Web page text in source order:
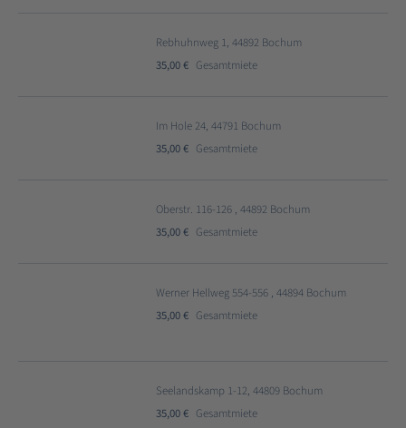
Rebhuhnweg 1, 44892 Bochum
35,00 € Gesamtmiete
Im Hole 24, 44791 Bochum
35,00 € Gesamtmiete
Oberstr. 116-126 , 44892 Bochum
35,00 € Gesamtmiete
Werner Hellweg 554-556 , 44894 Bochum
35,00 € Gesamtmiete
Seelandskamp 1-12, 44809 Bochum
35,00 € Gesamtmiete